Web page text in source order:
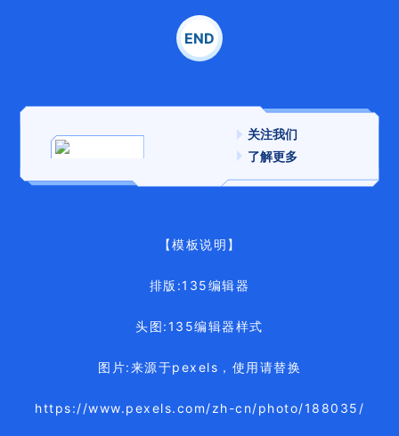
END
关注我们
了解更多
【模板说明】
排版:135编辑器
头图:135编辑器样式
图片:来源于pexels，使用请替换
https://www.pexels.com/zh-cn/photo/188035/